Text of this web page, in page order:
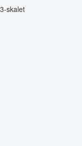
skalet